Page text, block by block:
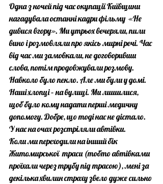
Одна з ночей під час окупації Київщини
нагадувала останні кадри фільму  «Не
дивися вгору». Ми утрьох вечеряли, пили
вино і розмовляли про якісь мирні речі. Час
від час ми замовкали, не договоривши
слова, потім продовжували розмову.
Навколо було пекло. Але ми були у домі.
Наші хлопці – на вулиці. Ми лишилися,
щоб було кому надати перші медичну
допомогу. Добре, що тоді нас не дістало.
У нас на очах розстріляли автівки.
Коли ми переходили на інший бік
Житомирської  траси (тобто автівками
проїхали через трубу під трасою), мені за
декілька хвилин страху звело дуже сильно